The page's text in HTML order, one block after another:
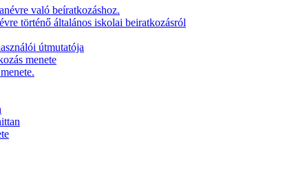
való beíratkozáshoz.
történő általános iskolai beiratkozásról
útmutatója
menete